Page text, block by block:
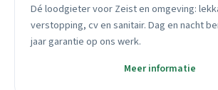
Dé loodgieter voor Zeist en omgeving:
verstopping, cv en sanitair. Dag en nacht
jaar garantie op ons werk.
Meer informatie